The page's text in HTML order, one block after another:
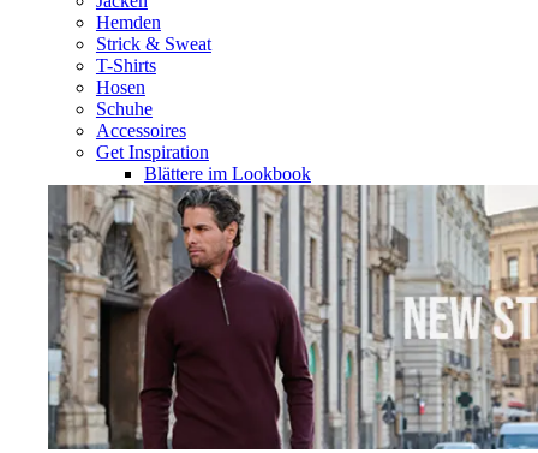
Hemden
Strick & Sweat
T-Shirts
Hosen
Schuhe
Accessoires
Get Inspiration
Blättere im Lookbook